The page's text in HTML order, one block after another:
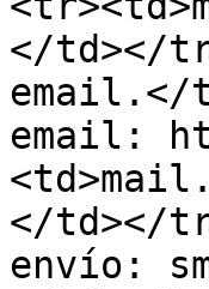
</td></
email.</
email:
</td></
envío: